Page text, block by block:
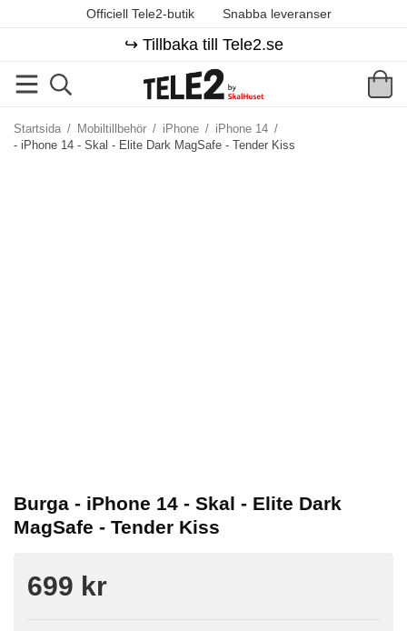
Officiell Tele2-butik Snabba leveranser
↪️ Tillbaka till Tele2.se
Startsida / Mobiltillbehör / iPhone / iPhone 14 /
- iPhone 14 - Skal - Elite Dark MagSafe - Tender Kiss
Burga - iPhone 14 - Skal - Elite Dark
MagSafe - Tender Kiss
699 kr